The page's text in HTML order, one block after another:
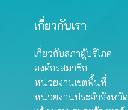
เกี่ยวกับเรา
เกี่ยวกับสภาผู้บริโภค
องค์กรสมาชิก
หน่วยงานเขตพื้นที่
หน่วยงานประจำจังหวัด